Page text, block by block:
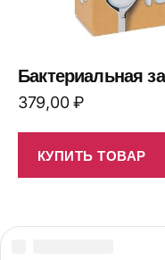
Бактериальная
379,00₽
КУПИТЬ ТОВАР